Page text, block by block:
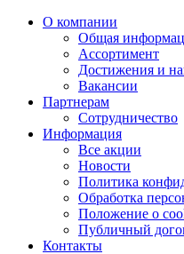
О компании
Общая
Ассортимент
Достижения и
Вакансии
Партнерам
Сотрудничество
Информация
Все акции
Новости
Политика
Обработка
Положение о
Публичный
Контакты